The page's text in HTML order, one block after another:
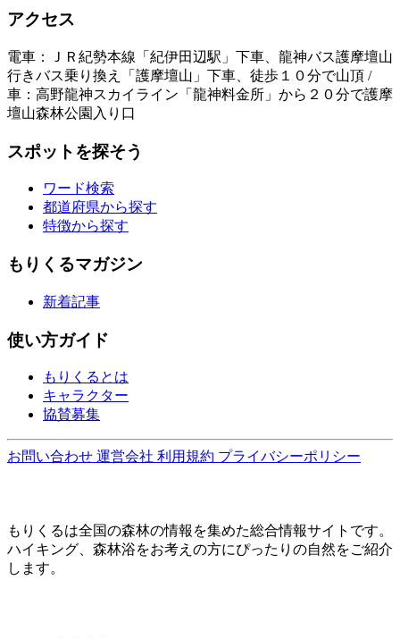
アクセス
電車：ＪＲ紀勢本線「紀伊田辺駅」下車、龍神バス護摩壇山
行きバス乗り換え「護摩壇山」下車、徒歩１０分で山頂 /
車：高野龍神スカイライン「龍神料金所」から２０分で護摩
壇山森林公園入り口
スポットを探そう
ワード検索
都道府県から探す
特徴から探す
もりくるマガジン
新着記事
使い方ガイド
もりくるとは
キャラクター
協賛募集
お問い合わせ 運営会社 利用規約 プライバシーポリシー
もりくるは全国の森林の情報を集めた総合情報サイトです。
ハイキング、森林浴をお考えの方にぴったりの自然をご紹介
します。